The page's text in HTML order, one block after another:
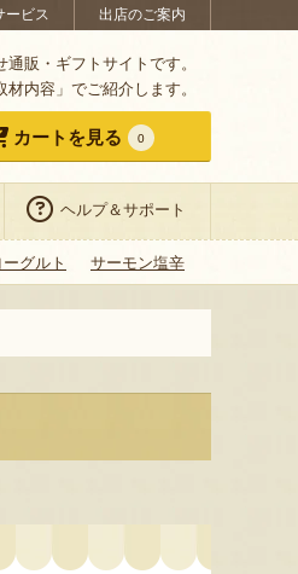
ービス 出店のご案内
販・ギフトサイトです。
内容」でご紹介します。
カートを見る 0
ヘルプ＆サポート
グルト サーモン塩辛